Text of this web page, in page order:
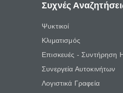
Συχνές
Ψυκτικοί
Κλιματισμός
Επισκευές - Συντήρηση
Συνεργεία Αυτοκινήτων
Λογιστικά Γραφεία